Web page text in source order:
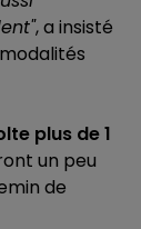
, a insisté
plus de 1
un peu
de